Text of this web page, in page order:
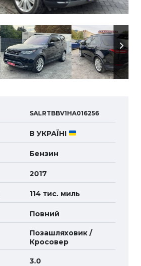
SALRTBBV1HA016256
В УКРАЇНІ
Бензин
2017
114 тис. миль
Повний
Позашляховик /
Кросовер
3.0